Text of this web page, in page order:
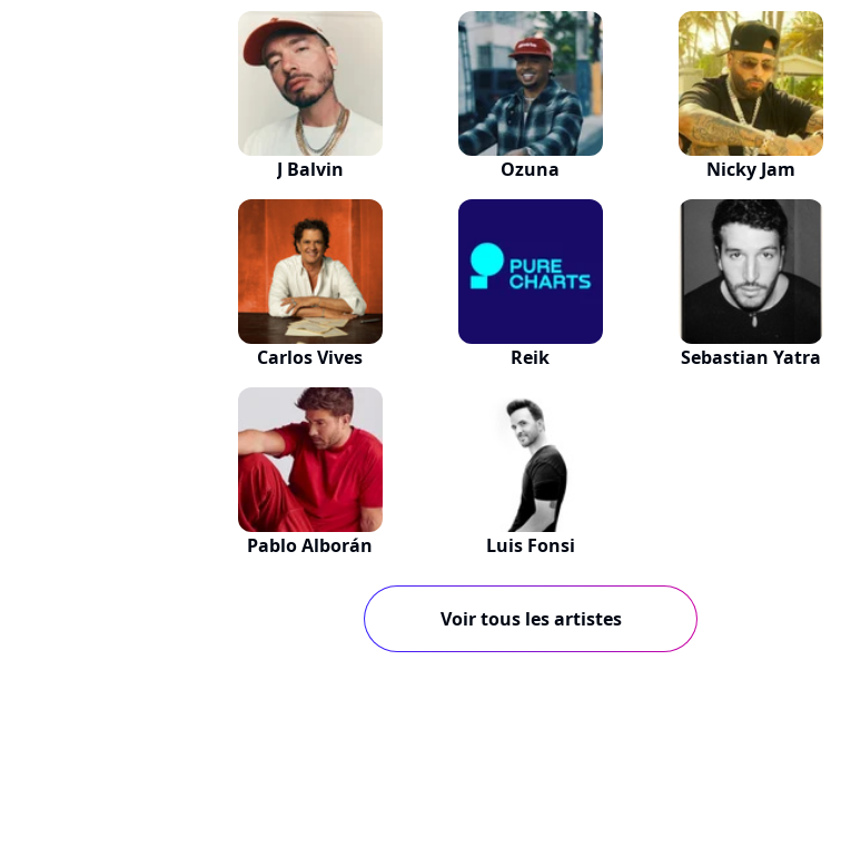
J Balvin Ozuna Nicky Jam
Carlos Vives Reik Sebastian Yatra
Pablo Alborán Luis Fonsi
Voir tous les artistes